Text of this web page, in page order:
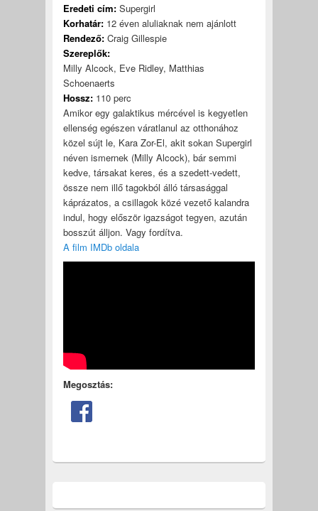
Eredeti cím: Supergirl
Korhatár: 12 éven aluliaknak nem ajánlott
Rendező: Craig Gillespie
Szereplők:
Milly Alcock, Eve Ridley, Matthias
Schoenaerts
Hossz: 110 perc
Amikor egy galaktikus mércével is kegyetlen
ellenség egészen váratlanul az otthonához
közel sújt le, Kara Zor-El, akit sokan Supergirl
néven ismernek (Milly Alcock), bár semmi
kedve, társakat keres, és a szedett-vedett,
össze nem illő tagokból álló társasággal
káprázatos, a csillagok közé vezető kalandra
indul, hogy először igazságot tegyen, azután
bosszút álljon. Vagy fordítva.
A film IMDb oldala
Megosztás: